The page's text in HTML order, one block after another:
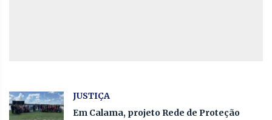
JUSTIÇA
Em Calama, projeto Rede de Proteção